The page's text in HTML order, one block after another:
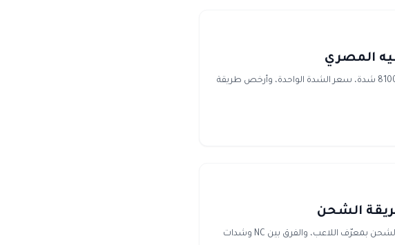
جدول أسعار شدات ببجي UC في مصر 2026 بالجنيه المصري: سعر 60 و325 و660 و8100 شدة، سعر الشدة الواحدة، وأرخص طريقة
اشحن ببجي نيو ستيت (NC) في مصر بفودافون كاش. أسعار الباقات بالجنيه، طريقة الشحن بمعرّف اللاعب، والفرق بين NC وشدات